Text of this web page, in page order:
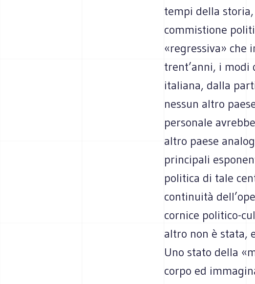
tempi della storia,
commistione
«regressiva» che
trent’anni, i modi
italiana, dalla
nessun altro
personale
altro paese
principali
politica di tale
continuità
cornice politico-
altro non è stata,
Uno stato della
corpo ed